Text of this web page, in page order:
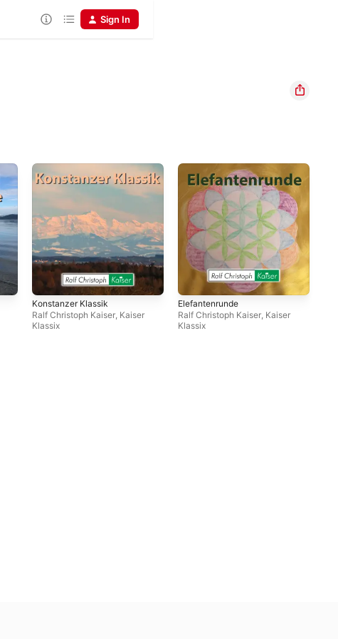
Sign In
Konstanzer Klassik
Ralf Christoph Kaiser Kaiser
Klassix
Elefantenrunde
Ralf Christoph Kaiser Kaiser
Klassix